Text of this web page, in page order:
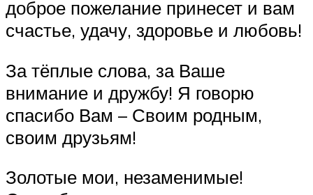
доброе пожелание принесет и вам
счастье, удачу, здоровье и любовь!
За тёплые слова, за Ваше
внимание и дружбу! Я говорю
спасибо Вам – Своим родным,
своим друзьям!
Золотые мои, незаменимые!